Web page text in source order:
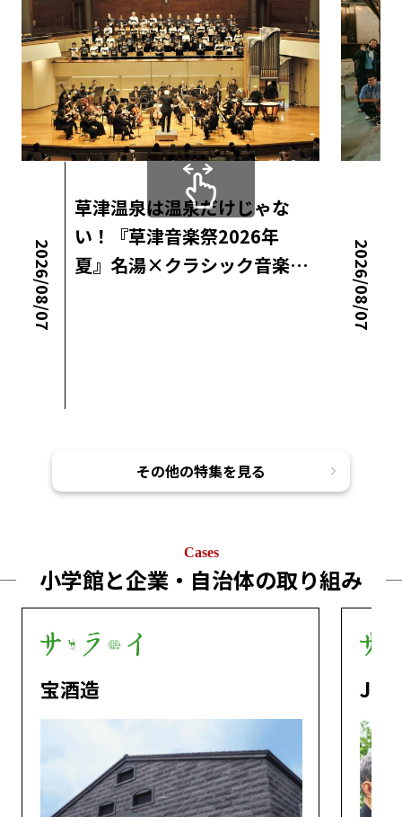
2026/08/07
草津温泉は温泉だけじゃな
い！『草津音楽祭2026年
夏』名湯×クラシック音楽…
2026/08/07
その他の特集を見る
Cases
小学館と企業・自治体の取り組み
宝酒造 JR